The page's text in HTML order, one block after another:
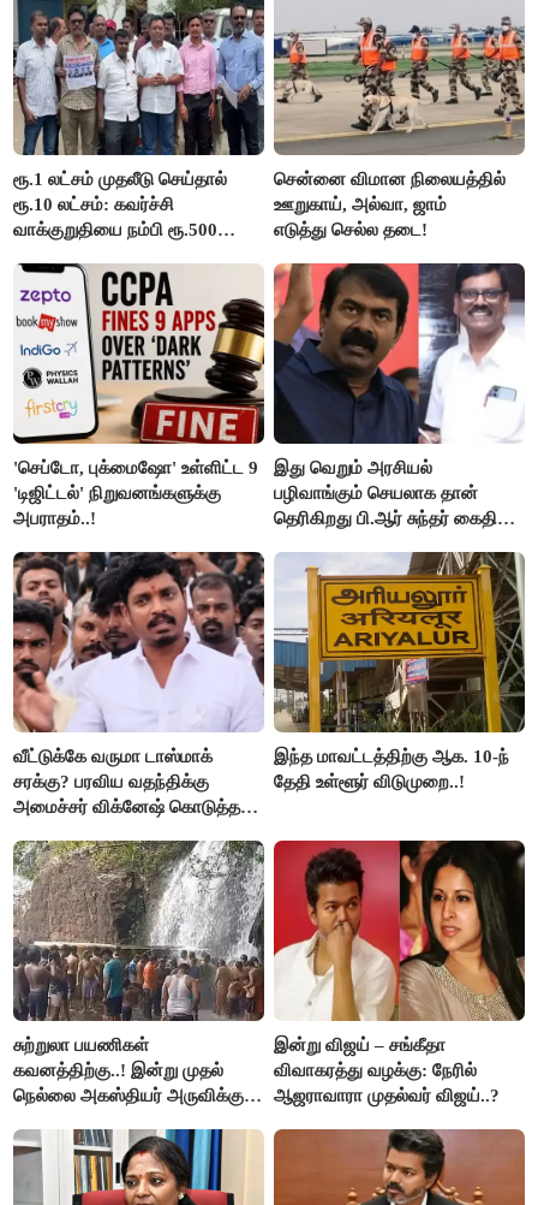
ரூ.1 லட்சம் முதலீடு செய்தால்
ரூ.10 லட்சம்: கவர்ச்சி
வாக்குறுதியை நம்பி ரூ.500
மக்கள்!
சென்னை விமான நிலையத்தில்
ஊறுகாய், அல்வா, ஜாம்
எடுத்து செல்ல தடை!
'செப்டோ, புக்மைஷோ' உள்ளிட்ட 9
'டிஜிட்டல்' நிறுவனங்களுக்கு
அபராதம்..!
இது வெறும் அரசியல்
பழிவாங்கும் செயலாக தான்
தெரிகிறது பி.ஆர் சுந்தர் கைதிற்கு
வீட்டுக்கே வருமா டாஸ்மாக்
சரக்கு? பரவிய வதந்திக்கு
அமைச்சர் விக்னேஷ் கொடுத்த
இந்த மாவட்டத்திற்கு ஆக. 10-ந்
தேதி உள்ளூர் விடுமுறை..!
சுற்றுலா பயணிகள்
கவனத்திற்கு..! இன்று முதல்
நெல்லை அகஸ்தியர் அருவிக்கு
இன்று விஜய் – சங்கீதா
விவாகரத்து வழக்கு: நேரில்
ஆஜராவாரா முதல்வர் விஜய்..?